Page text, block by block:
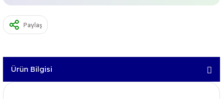
Paylaş
Ürün Bilgisi